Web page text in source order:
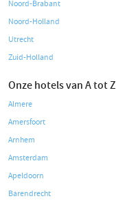
Noord-Brabant
Noord-Holland
Utrecht
Zuid-Holland
Onze hotels van A tot Z
Almere
Amersfoort
Arnhem
Amsterdam
Apeldoorn
Barendrecht